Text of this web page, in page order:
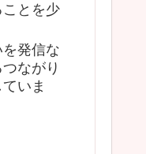
とを少
発信な
ながり
いま